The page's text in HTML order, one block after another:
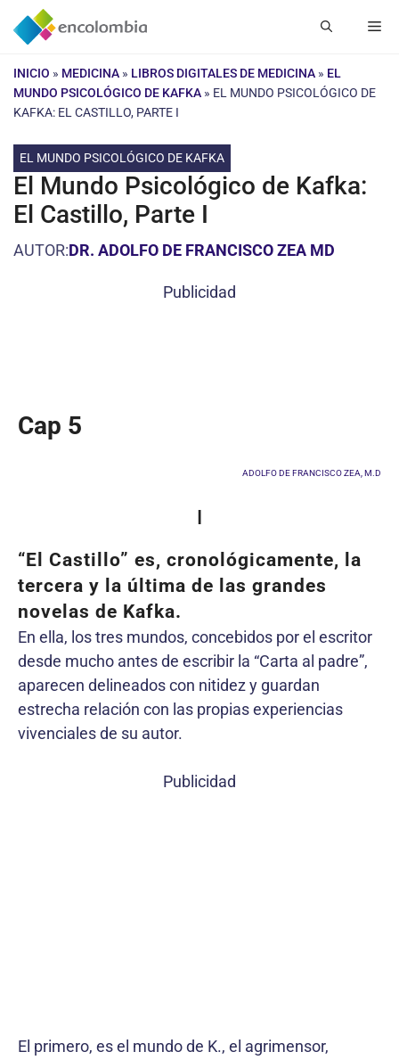
Saltar
INICIO » MEDICINA » LIBROS DIGITALES DE MEDICINA » EL
MUNDO PSICOLÓGICO DE KAFKA » EL MUNDO PSICOLÓGICO DE
KAFKA: EL CASTILLO, PARTE I
EL MUNDO PSICOLÓGICO DE KAFKA
El Mundo Psicológico de Kafka:
El Castillo, Parte I
AUTOR:DR. ADOLFO DE FRANCISCO ZEA MD
Publicidad
Cap 5
ADOLFO DE FRANCISCO ZEA, M.D
I
“El Castillo” es, cronológicamente, la
tercera y la última de las grandes
novelas de Kafka.
En ella, los tres mundos, concebidos por el escritor
desde mucho antes de escribir la “Carta al padre”,
aparecen delineados con nitidez y guardan
estrecha relación con las propias experiencias
vivenciales de su autor.
Publicidad
El primero, es el mundo de K., el agrimensor,